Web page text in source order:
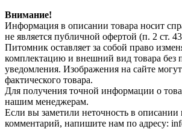
Внимание!
Информация в описании товара носит
не является публичной офертой (п. 2 ст.
Питомник оставляет за собой право
комплектацию и внешний вид товара без
уведомления. Изображения на сайте
фактического товара.
Для получения точной информации о
нашим менеджерам.
Если вы заметили неточность в описании
комментарий, напишите нам по адресу: